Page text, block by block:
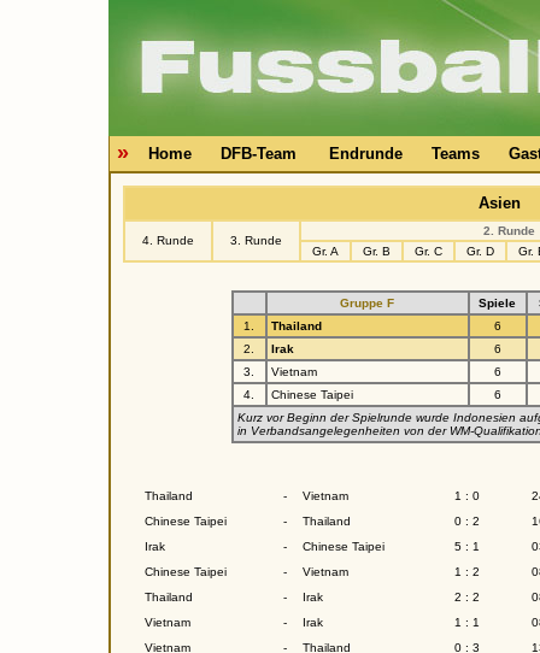
» Home DFB-Team Endrunde Teams
Asien
4. Runde 3. Runde
2. Runde
Gr. A
Gr. B Gr. C Gr. D Gr.
Gruppe F Spiele
1.
Thailand 6
2.
Irak 6
3.
Vietnam 6
4.
Chinese Taipei 6
Kurz vor Beginn der Spielrunde wurde Indonesien
in Verbandsangelegenheiten von der WM-
Thailand - Vietnam 1 : 0
Chinese Taipei
- Thailand 0 : 2
Irak
- Chinese Taipei 5 : 1
Chinese Taipei
- Vietnam 1 : 2
Thailand
- Irak 2 : 2
Vietnam
- Irak 1 : 1
Vietnam
- Thailand 0 : 3